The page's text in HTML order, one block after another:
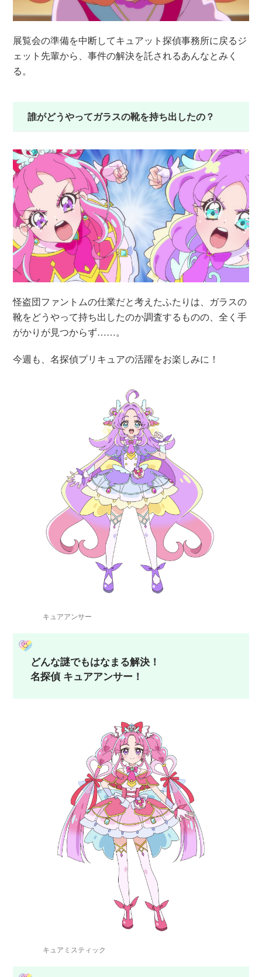
展覧会の準備を中断してキュアット探偵事務所に戻るジ
ェット先輩から、事件の解決を託されるあんなとみく
る。
誰がどうやってガラスの靴を持ち出したの？
怪盗団ファントムの仕業だと考えたふたりは、ガラスの
靴をどうやって持ち出したのか調査するものの、全く手
がかりが見つからず……。
今週も、名探偵プリキュアの活躍をお楽しみに！
キュアアンサー
どんな謎でもはなまる解決！
名探偵 キュアアンサー！
キュアミスティック